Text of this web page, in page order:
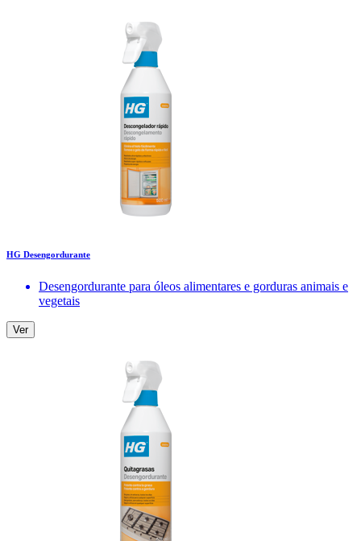
HG Desengordurante
Desengordurante para óleos alimentares e gorduras animais e
vegetais
Ver